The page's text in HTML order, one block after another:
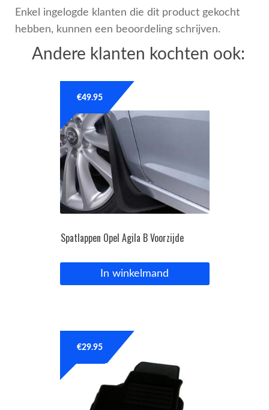
Enkel ingelogde klanten die dit product gekocht
hebben, kunnen een beoordeling schrijven.
Andere klanten kochten ook:
Spatlappen Opel Agila B Voorzijde
€49.95
In winkelmand
€29.95